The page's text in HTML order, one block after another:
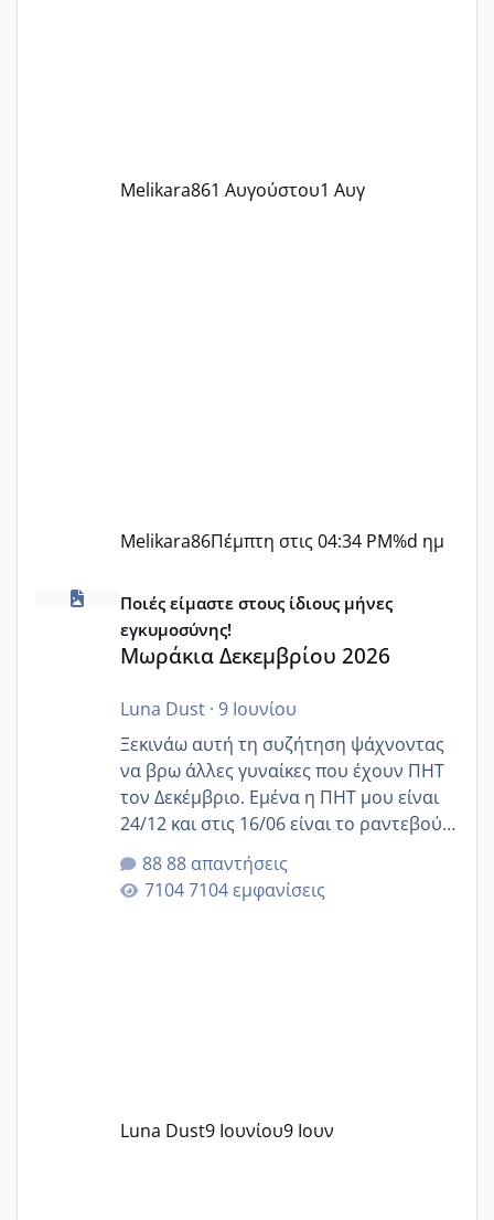
Melikara861 Αυγούστου1 Αυγ
Melikara86Πέμπτη στις 04:34 PM%d ημ
Μωράκια Δεκεμβρίου 2026
Ποιές είμαστε στους ίδιους μήνες
εγκυμοσύνης!
Μωράκια Δεκεμβρίου 2026
Luna Dust· 9 Ιουνίου
Ξεκινάω αυτή τη συζήτηση ψάχνοντας
να βρω άλλες γυναίκες που έχουν ΠΗΤ
τον Δεκέμβριο. Εμένα η ΠΗΤ μου είναι
24/12 και στις 16/06 είναι το ραντεβού
της αυχενικής διαφάνειας. Έχω αρκετό
άγχος και οι μέρες δεν φαίνεται να
περνάνε με τίποτα.
88 απαντήσεις
7104 εμφανίσεις
Luna Dust9 Ιουνίου9 Ιουν